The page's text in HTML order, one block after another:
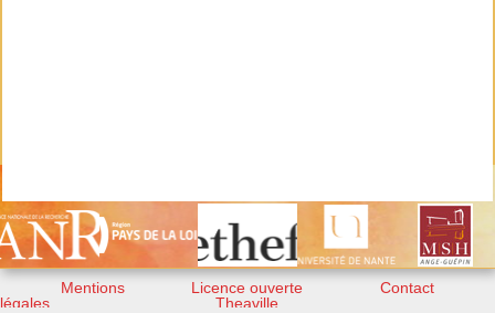
Mentions
légales
Licence ouverte
Theaville
Contact